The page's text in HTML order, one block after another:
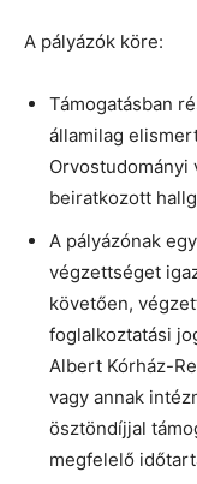
A pályázók köre:
Támogatásban
államilag
Orvostudományi
beiratkozott
A pályázónak
végzettséget
követően,
foglalkoztatási
Albert Kórház-
vagy annak
ösztöndíjjal
megfelelő